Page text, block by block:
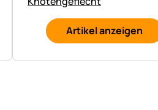
Artikel anzeigen